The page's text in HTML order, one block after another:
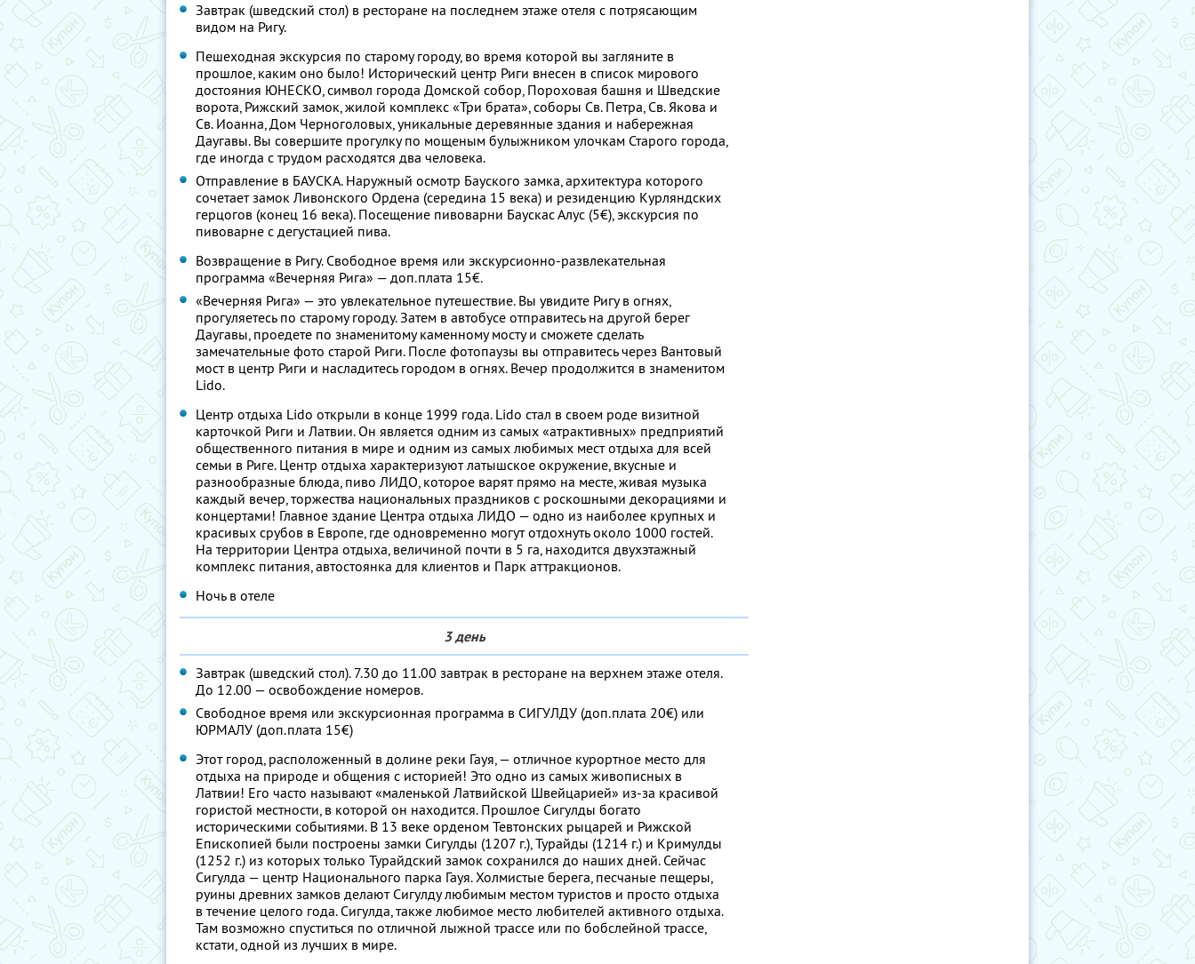
Завтрак (шведский стол) в ресторане на последнем этаже отеля с потрясающим
видом на Ригу.
Пешеходная экскурсия по старому городу, во время которой вы загляните в
прошлое, каким оно было! Исторический центр Риги внесен в список мирового
достояния ЮНЕСКО, символ города Домской собор, Пороховая башня и Шведские
ворота, Рижский замок, жилой комплекс «Три брата», соборы Св. Петра, Св. Якова и
Св. Иоанна, Дом Черноголовых, уникальные деревянные здания и набережная
Даугавы. Вы совершите прогулку по мощеным булыжником улочкам Старого города,
где иногда с трудом расходятся два человека.
Отправление в БАУСКА. Наружный осмотр Бауского замка, архитектура которого
сочетает замок Ливонского Ордена (середина 15 века) и резиденцию Курляндских
герцогов (конец 16 века). Посещение пивоварни Баускас Алус (5€), экскурсия по
пивоварне с дегустацией пива.
Возвращение в Ригу. Свободное время или экскурсионно-развлекательная
программа «Вечерняя Рига» — доп.плата 15€.
«Вечерняя Рига» — это увлекательное путешествие. Вы увидите Ригу в огнях,
прогуляетесь по старому городу. Затем в автобусе отправитесь на другой берег
Даугавы, проедете по знаменитому каменному мосту и сможете сделать
замечательные фото старой Риги. После фотопаузы вы отправитесь через Вантовый
мост в центр Риги и насладитесь городом в огнях. Вечер продолжится в знаменитом
Lido.
Центр отдыха Lido открыли в конце 1999 года. Lido стал в своем роде визитной
карточкой Риги и Латвии. Он является одним из самых «атрактивных» предприятий
общественного питания в мире и одним из самых любимых мест отдыха для всей
семьи в Риге. Центр отдыха характеризуют латышское окружение, вкусные и
разнообразные блюда, пиво ЛИДО, которое варят прямо на месте, живая музыка
каждый вечер, торжества национальных праздников с роскошными декорациями и
концертами! Главное здание Центра отдыха ЛИДО — одно из наиболее крупных и
красивых срубов в Европе, где одновременно могут отдохнуть около 1000 гостей.
На территории Центра отдыха, величиной почти в 5 га, находится двухэтажный
комплекс питания, автостоянка для клиентов и Парк аттракционов.
Ночь в отеле
3 день
Завтрак (шведский стол). 7.30 до 11.00 завтрак в ресторане на верхнем этаже отеля.
До 12.00 — освобождение номеров.
Свободное время или экскурсионная программа в СИГУЛДУ (доп.плата 20€) или
ЮРМАЛУ (доп.плата 15€)
Этот город, расположенный в долине реки Гауя, — отличное курортное место для
отдыха на природе и общения с историей! Это одно из самых живописных в
Латвии! Его часто называют «маленькой Латвийской Швейцарией» из-за красивой
гористой местности, в которой он находится. Прошлое Сигулды богато
историческими событиями. В 13 веке орденом Тевтонских рыцарей и Рижской
Епископией были построены замки Сигулды (1207 г.), Турайды (1214 г.) и Кримулды
(1252 г.) из которых только Турайдский замок сохранился до наших дней. Сейчас
Сигулда — центр Национального парка Гауя. Холмистые берега, песчаные пещеры,
руины древних замков делают Сигулду любимым местом туристов и просто отдыха
в течение целого года. Сигулда, также любимое место любителей активного отдыха.
Там возможно спуститься по отличной лыжной трассе или по бобслейной трассе,
кстати, одной из лучших в мире.